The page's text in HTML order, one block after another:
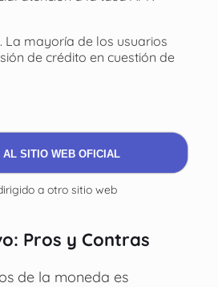
La mayoría de los usuarios
de crédito en cuestión de
AL SITIO WEB OFICIAL
a otro sitio web
Pros y Contras
de la moneda es